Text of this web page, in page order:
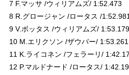
7 F.マッサ /ウィリアムズ/ 1:52.473
8 R.グロージャン /ロータス /1:52.981
9 V.ボッタス /ウィリアムズ/ 1:53.179
10 M.エリクソン /ザウバー/ 1:53.261
11 K.ライコネン /フェラーリ/
12 P.マルドナード /ロータス/